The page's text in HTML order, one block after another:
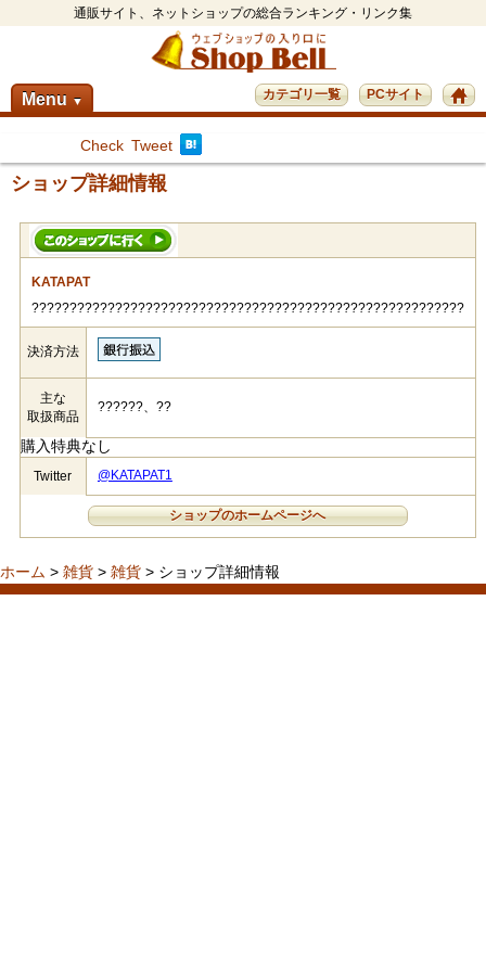
通販サイト、ネットショップの総合ランキング・リンク集
Menu ▼ PCサイト
カテゴリ一覧
Check Tweet
ショップ詳細情報
KATAPAT
?????????????????????????????????????????????????????????
決済方法
主な
取扱商品
??????、??
購入特典なし
Twitter @KATAPAT1
ショップのホームページへ
ホーム > 雑貨 > 雑貨 > ショップ詳細情報